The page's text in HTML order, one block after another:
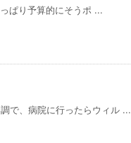
ぱり予算的にそうポ ...
で、病院に行ったらウィル ...